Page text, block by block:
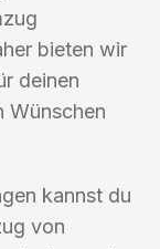
bieten wir
deinen
Wünschen
kannst du
von